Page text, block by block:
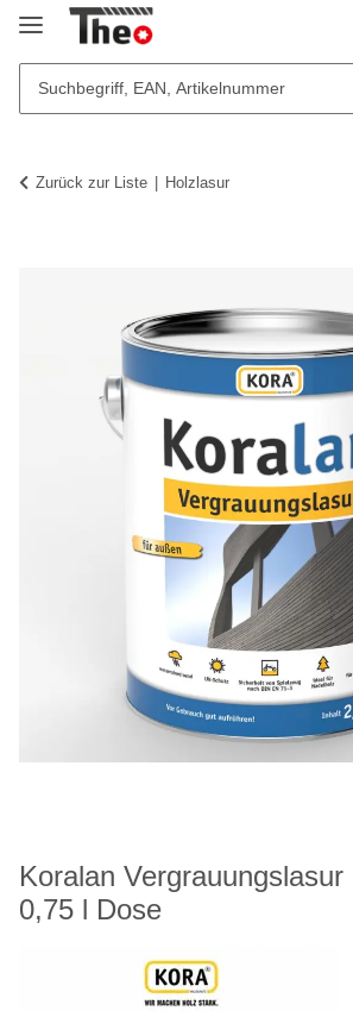
Zurück zur Liste Holzlasur
Koralan
0,75 l Dose